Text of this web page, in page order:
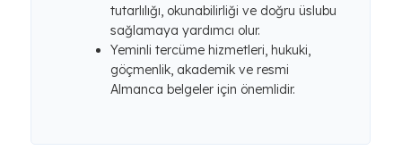
tutarlılığı, okunabilirliği ve doğru üslubu
sağlamaya yardımcı olur.
Yeminli tercüme hizmetleri, hukuki,
göçmenlik, akademik ve resmi
Almanca belgeler için önemlidir.